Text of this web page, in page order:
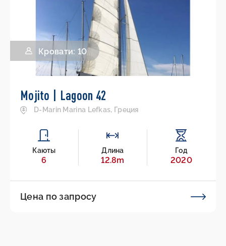
Кровати: 10
Mojito | Lagoon 42
D-Marin Marina Lefkas, Греция
Каюты
6
Длина
12.8m
Год
2020
Цена по запросу